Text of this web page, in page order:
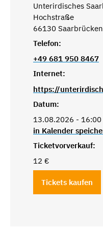
Unterirdisches
Hochstraße
66130 Saarbrücken
Telefon:
+49 681 950 8467
Internet:
Datum:
13.08.2026 - 16:00
in Kalender
Ticketvorverkauf:
12 €
Tickets kaufen